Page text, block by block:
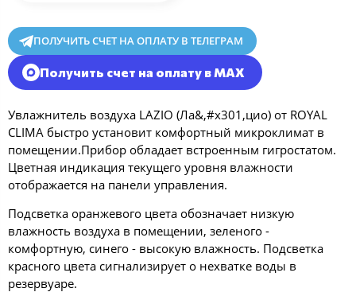
ПОЛУЧИТЬ СЧЕТ НА ОПЛАТУ В ТЕЛЕГРАМ
Получить счет на оплату в MAX
Увлажнитель воздуха LAZIO (Ла&,#x301,цио) от ROYAL
CLIMA быстро установит комфортный микроклимат в
помещении.Прибор обладает встроенным гигростатом.
Цветная индикация текущего уровня влажности
отображается на панели управления.
Подсветка оранжевого цвета обозначает низкую
влажность воздуха в помещении, зеленого -
комфортную, синего - высокую влажность. Подсветка
красного цвета сигнализирует о нехватке воды в
резервуаре.